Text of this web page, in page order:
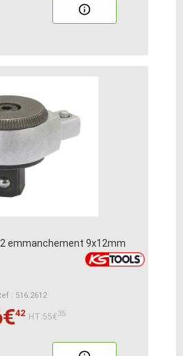
emmanchement 9x12mm
: 516.2612
42 HT:55€35